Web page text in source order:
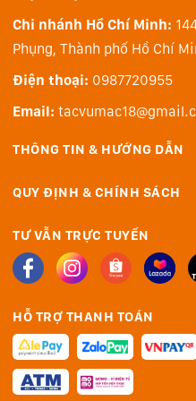
GoPro HERO 12 trang bị
nâng cao tiêu chuẩn ổn
đến những thước phim
Được công nhận với giải
cảm biến trong máy ảnh
Chi nhánh Hồ Chí Minh:
Phụng, Thành phố Hồ Chí
Điện thoại: 0987720955
Email:
THÔNG TIN & HƯỚNG DẪN
QUY ĐỊNH & CHÍNH SÁCH
TƯ VẪN TRỰC TUYẾN
HỖ TRỢ THANH TOÁN